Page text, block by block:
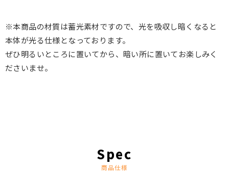
※本商品の材質は蓄光素材ですので、光を吸収し暗くなると
本体が光る仕様となっております。
ぜひ明るいところに置いてから、暗い所に置いてお楽しみく
ださいませ。
商品仕様